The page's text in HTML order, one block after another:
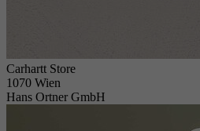
Carhartt Store
1070 Wien
Hans Ortner GmbH